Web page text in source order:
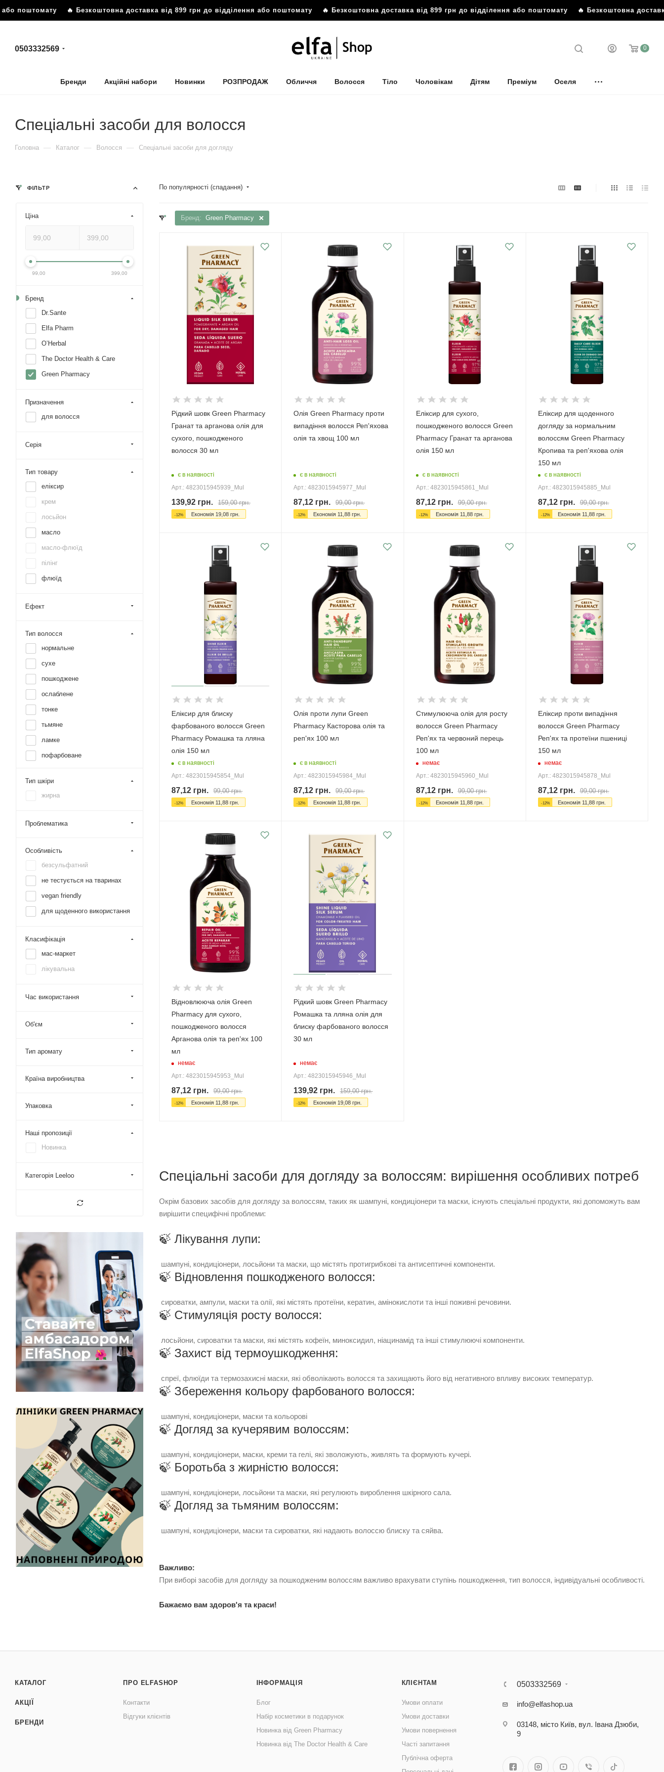
поштомату🔥 Безкоштовна доставка від 899 грн до відділення або поштомату🔥 Безкоштовна доставка від 899 грн до відділення або поштомату🔥 Безкоштовна доставка
0503332569 0
Бренди Акційні набори Новинки РОЗПРОДАЖ Обличчя Волосся Тіло Чоловікам Дітям Преміум Оселя
Спеціальні засоби для волосся
Головна — Каталог — Волосся — Спеціальні засоби для догляду
По популярності (спадання)
Бренд: Green Pharmacy
Рідкий шовк Green Pharmacy
Гранат та арганова олія для
сухого, пошкодженого
волосся 30 мл
є в наявності
Арт.: 4823015945939_Mul
139,92 грн. 159,00грн.
-12% Економія 19,08 грн.
Олія Green Pharmacy проти
випадіння волосся Реп'яхова
олія та хвощ 100 мл
є в наявності
Арт.: 4823015945977_Mul
87,12 грн. 99,00грн.
-12% Економія 11,88 грн.
Еліксир для сухого,
пошкодженого волосся Green
Pharmacy Гранат та арганова
олія 150 мл
є в наявності
Арт.: 4823015945861_Mul
87,12грн. 99,00грн.
-12% Економія 11,88грн.
Еліксир для щоденного
догляду за нормальним
волоссям Green Pharmacy
Кропива та реп'яхова олія
150 мл
є в наявності
Арт.: 4823015945885_Mul
87,12грн. 99,00грн.
-12% Економія 11,88грн.
Еліксир для блиску
фарбованого волосся Green
Pharmacy Ромашка та лляна
олія 150 мл
є в наявності
Арт.: 4823015945854_Mul
87,12 грн. 99,00грн.
-12% Економія 11,88 грн.
Олія проти лупи Green
Pharmacy Касторова олія та
реп'ях 100 мл
є в наявності
Арт.: 4823015945984_Mul
87,12 грн. 99,00грн.
-12% Економія 11,88 грн.
Стимулююча олія для росту
волосся Green Pharmacy
Реп'ях та червоний перець
100 мл
немає
Арт.: 4823015945960_Mul
87,12грн. 99,00грн.
-12% Економія 11,88грн.
Еліксир проти випадіння
волосся Green Pharmacy
Реп'ях та протеїни пшениці
150 мл
немає
Арт.: 4823015945878_Mul
87,12грн. 99,00грн.
-12% Економія 11,88грн.
Відновлююча олія Green
Pharmacy для сухого,
пошкодженого волосся
Арганова олія та реп'ях 100
мл
немає
Арт.: 4823015945953_Mul
87,12 грн. 99,00грн.
-12% Економія 11,88 грн.
Рідкий шовк Green Pharmacy
Ромашка та лляна олія для
блиску фарбованого волосся
30 мл
немає
Арт.: 4823015945946_Mul
139,92 грн. 159,00грн.
-12% Економія 19,08 грн.
Спеціальні засоби для догляду за волоссям: вирішення особливих потреб
Окрім базових засобів для догляду за волоссям, таких як шампуні, кондиціонери та маски, існують спеціальні продукти, які допоможуть вам
вирішити специфічні проблеми:
🍃 Лікування лупи:
шампуні, кондиціонери, лосьйони та маски, що містять протигрибкові та антисептичні компоненти.
🍃 Відновлення пошкодженого волосся:
сироватки, ампули, маски та олії, які містять протеїни, кератин, амінокислоти та інші поживні речовини.
🍃 Стимуляція росту волосся:
лосьйони, сироватки та маски, які містять кофеїн, миноксидил, ніацинамід та інші стимулюючі компоненти.
🍃 Захист від термоушкодження:
спреї, флюїди та термозахисні маски, які обволікають волосся та захищають його від негативного впливу високих температур.
🍃 Збереження кольору фарбованого волосся:
шампуні, кондиціонери, маски та кольорові
🍃 Догляд за кучерявим волоссям:
шампуні, кондиціонери, маски, креми та гелі, які зволожують, живлять та формують кучері.
🍃 Боротьба з жирністю волосся:
шампуні, кондиціонери, лосьйони та маски, які регулюють вироблення шкірного сала.
🍃 Догляд за тьмяним волоссям:
шампуні, кондиціонери, маски та сироватки, які надають волоссю блиску та сяйва.
Важливо:
При виборі засобів для догляду за пошкодженим волоссям важливо врахувати ступінь пошкодження, тип волосся, індивідуальні особливості.
Бажаємо вам здоров'я та краси!
ФІЛЬТР
Ціна
99,00 399,00
Бренд
Dr.Sante
Elfa Pharm
O’Herbal
The Doctor Health & Care
Green Pharmacy
Призначення
для волосся
Серія
Тип товару
еліксир
крем
лосьйон
масло
масло-флюїд
пілінг
флюїд
Ефект
Тип волосся
нормальне
сухе
пошкоджене
ослаблене
тонке
тьмяне
ламке
пофарбоване
кучеряве
Тип шкіри
жирна
Проблематика
Особливість
безсульфатний
не тестується на тваринах
vegan friendly
для щоденного використання
Класифікація
мас-маркет
лікувальна
Час використання
Об'єм
Тип аромату
Країна виробництва
Упаковка
Наші пропозиції
Новинка
Категорія Leeloo
КАТАЛОГ
АКЦІЇ
БРЕНДИ
ПРО ELFASHOP
Контакти
Відгуки клієнтів
ІНФОРМАЦІЯ
Блог
Набір косметики в подарунок
Новинка від Green Pharmacy
Новинка від The Doctor Health & Care
КЛІЄНТАМ
Умови оплати
Умови доставки
Умови повернення
Часті запитання
Публічна оферта
0503332569
info@elfashop.ua
03148, місто Київ, вул. Івана Дзюби,
9